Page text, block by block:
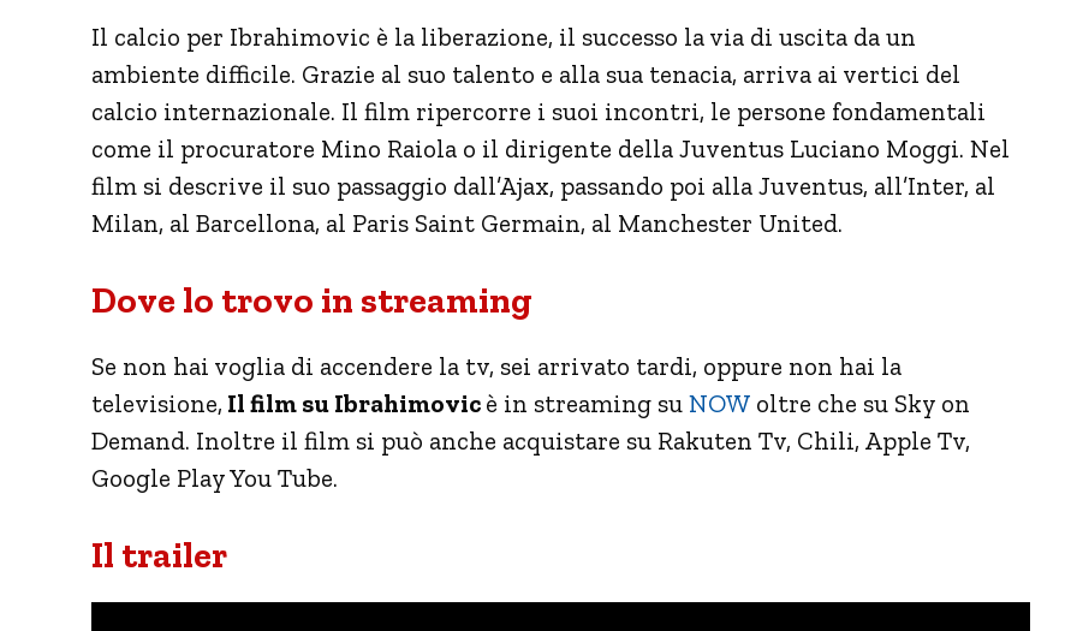
Il calcio per Ibrahimovic è la liberazione, il successo la via di uscita da un
ambiente difficile. Grazie al suo talento e alla sua tenacia, arriva ai vertici del
calcio internazionale. Il film ripercorre i suoi incontri, le persone fondamentali
come il procuratore Mino Raiola o il dirigente della Juventus Luciano Moggi. Nel
film si descrive il suo passaggio dall’Ajax, passando poi alla Juventus, all’Inter, al
Milan, al Barcellona, al Paris Saint Germain, al Manchester United.
Dove lo trovo in streaming
Se non hai voglia di accendere la tv, sei arrivato tardi, oppure non hai la
televisione, Il film su Ibrahimovic è in streaming su NOW oltre che su Sky on
Demand. Inoltre il film si può anche acquistare su Rakuten Tv, Chili, Apple Tv,
Google Play You Tube.
Il trailer